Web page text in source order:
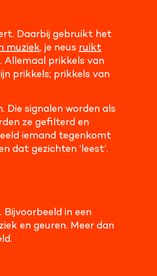
Daarbij gebruikt het
muziek, je neus ruikt
Allemaal prikkels van
prikkels; prikkels van
Die signalen worden als
ze gefilterd en
iemand tegenkomt
dat gezichten ‘leest’.
in een
en geuren. Meer dan